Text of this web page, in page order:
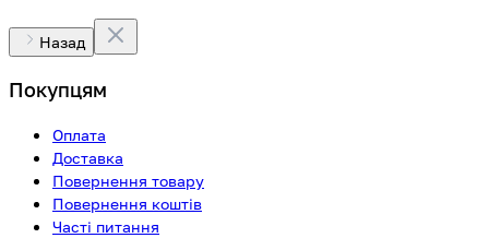
Назад
Покупцям
Оплата
Доставка
Повернення товару
Повернення коштів
Часті питання